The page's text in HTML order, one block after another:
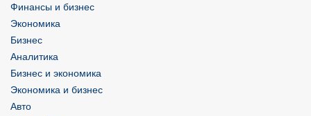
Финансы и бизнес
Экономика
Бизнес
Аналитика
Бизнес и экономика
Экономика и бизнес
Авто